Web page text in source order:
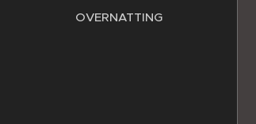
OVERNATTING